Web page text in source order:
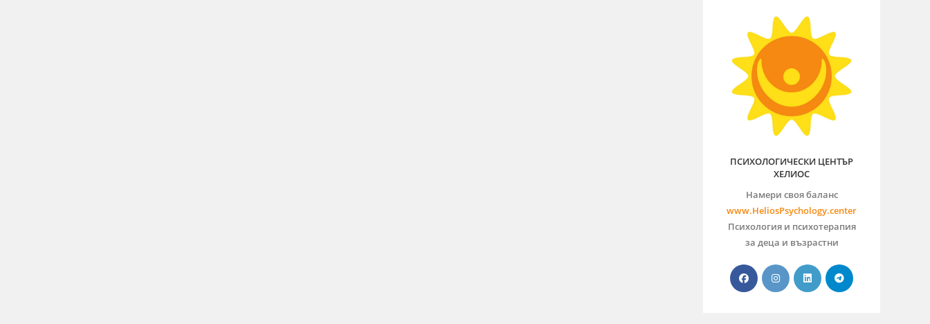
ПСИХОЛОГИЧЕСКИ ЦЕНТЪР
ХЕЛИОС
Намери своя баланс
www.HeliosPsychology.center
Психология и психотерапия
за деца и възрастни